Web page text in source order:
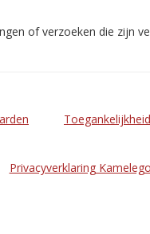
of verzoeken die zijn
Privacyverklaring Kamelego